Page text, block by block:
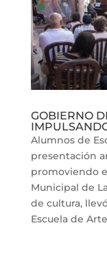
GOBIERNO
Alumnos de
presentación
promoviendo
Municipal de
de cultura,
Escuela de